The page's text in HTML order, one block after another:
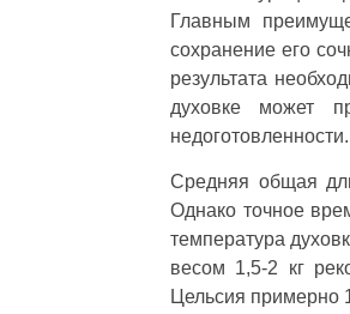
Главным
сохранение его
результата
духовке может
недоготовленности.
Средняя общая
Однако точное
температура
весом 1,5-2 кг
Цельсия примерно